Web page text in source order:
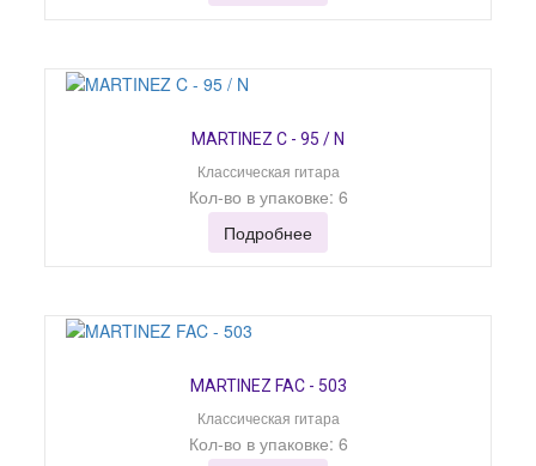
MARTINEZ C - 95 / N
Классическая гитара
Кол-во в упаковке: 6
Подробнее
MARTINEZ FAC - 503
Классическая гитара
Кол-во в упаковке: 6